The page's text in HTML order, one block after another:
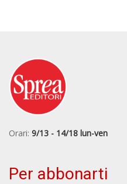
Orari: 9/13 - 14/18 lun-ven
Per abbonarti